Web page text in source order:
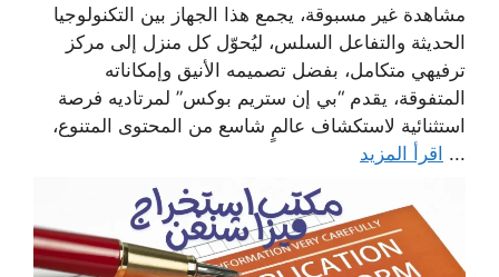
مشاهدة غير مسبوقة، يجمع هذا الجهاز بين التكنولوجيا
الحديثة والتفاعل السلس، ليُحوّل كل منزل إلى مركز
ترفيهي متكامل، بفضل تصميمه الأنيق وإمكاناته
المتفوقة، يقدم “بي إن ستريم بوكس” لمرتاديه فرصة
استثنائية لاستكشاف عالمٍ شاسع من المحتوى المتنوع،
... اقرأ المزيد